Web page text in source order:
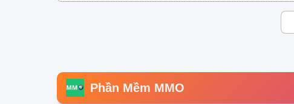
Phần Mềm MMO